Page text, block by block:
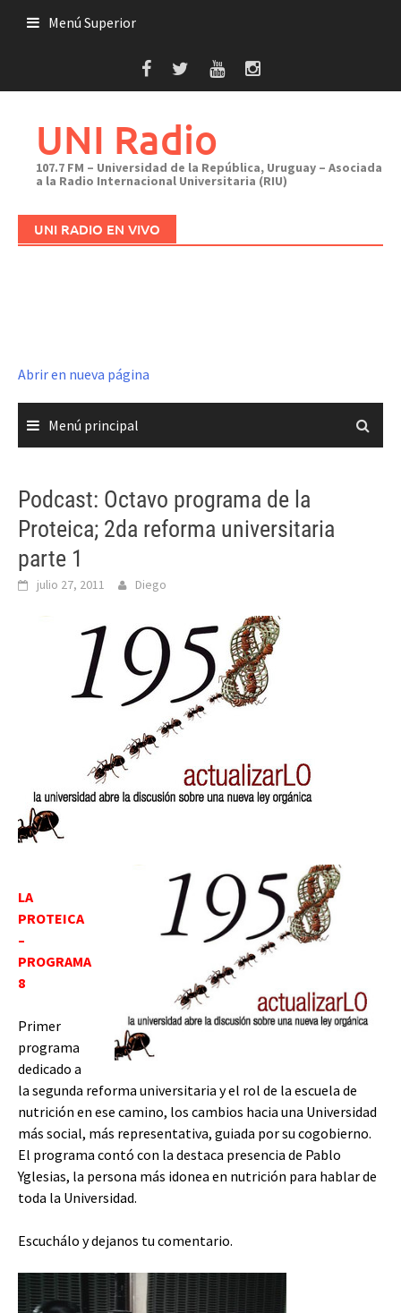
Menú Superior
UNI Radio
107.7 FM – Universidad de la República, Uruguay – Asociada
a la Radio Internacional Universitaria (RIU)
UNI RADIO EN VIVO
Abrir en nueva página
Menú principal
Podcast: Octavo programa de la
Proteica; 2da reforma universitaria
parte 1
julio 27, 2011 Diego
LA
PROTEICA
–
PROGRAMA
8
Primer
programa
dedicado a
la segunda reforma universitaria y el rol de la escuela de
nutrición en ese camino, los cambios hacia una Universidad
más social, más representativa, guiada por su cogobierno.
El programa contó con la destaca presencia de Pablo
Yglesias, la persona más idonea en nutrición para hablar de
toda la Universidad.
Escuchálo y dejanos tu comentario.